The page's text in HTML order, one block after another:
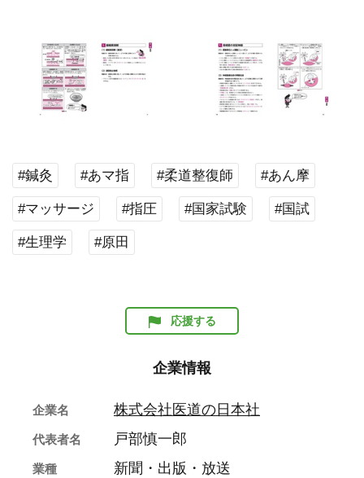
#鍼灸 #あマ指 #柔道整復師 #あん摩
#マッサージ #指圧 #国家試験 #国試
#生理学 #原田
応援する
企業情報
企業名 株式会社医道の日本社
代表者名 戸部慎一郎
業種 新聞・出版・放送